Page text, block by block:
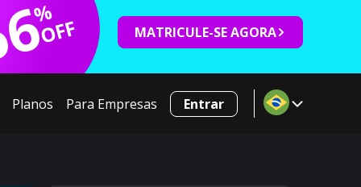
%
OFF MATRICULE-SE AGORA
Planos Para Empresas Entrar